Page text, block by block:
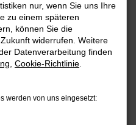
nur, wenn Sie uns Ihre
zu einem späteren
können Sie die
widerrufen. Weitere
Datenverarbeitung finden
Cookie-Richtlinie
werden von uns eingesetzt: